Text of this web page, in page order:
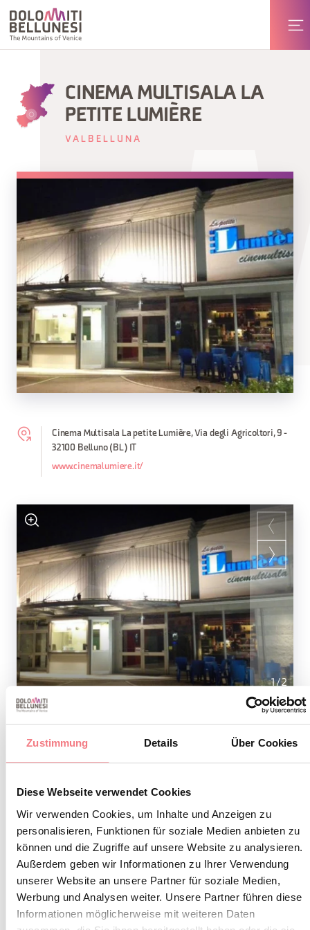
Zustimmung Details Über Cookies
Diese Webseite verwendet Cookies
Wir verwenden Cookies, um Inhalte und Anzeigen zu
personalisieren, Funktionen für soziale Medien anbieten zu
können und die Zugriffe auf unsere Website zu analysieren.
Außerdem geben wir Informationen zu Ihrer Verwendung
unserer Website an unsere Partner für soziale Medien,
Werbung und Analysen weiter. Unsere Partner führen diese
Informationen möglicherweise mit weiteren Daten
CINEMA MULTISALA LA
PETITE LUMIÈRE
VALBELLUNA
Cinema Multisala La petite Lumière, Via degli Agricoltori, 9 -
32100 Belluno (BL) IT
www.cinemalumiere.it/
1/2
INFORMATIONEN ANFORDERN
BLEIBEN SIE IN
KONTAKT
Abonnieren Sie den Newsletter der Belluneser